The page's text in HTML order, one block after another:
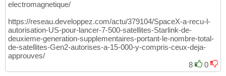
electromagnetique/
https://reseau.developpez.com/actu/379104/SpaceX-a-recu-l-
autorisation-US-pour-lancer-7-500-satellites-Starlink-de-
deuxieme-generation-supplementaires-portant-le-nombre-total-
de-satellites-Gen2-autorises-a-15-000-y-compris-ceux-deja-
approuves/
8
0